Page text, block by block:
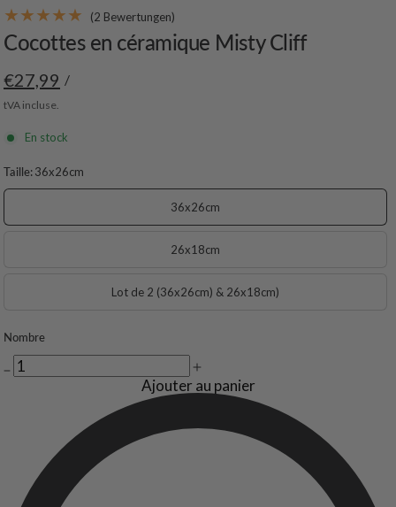
(2 Bewertungen)
Cocottes en céramique Misty Cliff
€27,99 /
tVA incluse.
En stock
Taille:36x26cm
36x26cm
26x18cm
Lot de 2 (36x26cm) & 26x18cm)
Nombre
Ajouter au panier